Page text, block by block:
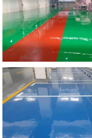
郑
州
市
政
委
停
车
场
防
坡